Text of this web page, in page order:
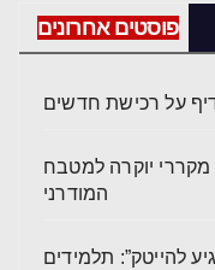
פוסטים אחרונים
על רכישת חדשים
יוקרה למטבח
המודרני
להייטק”: תלמידים